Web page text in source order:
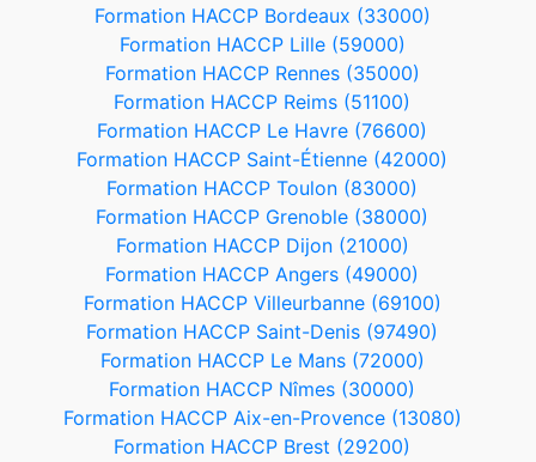
Formation HACCP Bordeaux (33000)
Formation HACCP Lille (59000)
Formation HACCP Rennes (35000)
Formation HACCP Reims (51100)
Formation HACCP Le Havre (76600)
Formation HACCP Saint-Étienne (42000)
Formation HACCP Toulon (83000)
Formation HACCP Grenoble (38000)
Formation HACCP Dijon (21000)
Formation HACCP Angers (49000)
Formation HACCP Villeurbanne (69100)
Formation HACCP Saint-Denis (97490)
Formation HACCP Le Mans (72000)
Formation HACCP Nîmes (30000)
Formation HACCP Aix-en-Provence (13080)
Formation HACCP Brest (29200)